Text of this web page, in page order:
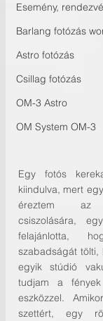
Esemény,
Barlang fotózás
Astro fotózás
Csillag fotózás
OM-3 Astro
OM System OM-3
Egy fotós
kiindulva, mert
éreztem az
csiszolására,
felajánlotta,
szabadságát tölti,
egyik stúdió
tudjam a
eszközzel.
szettért, egy